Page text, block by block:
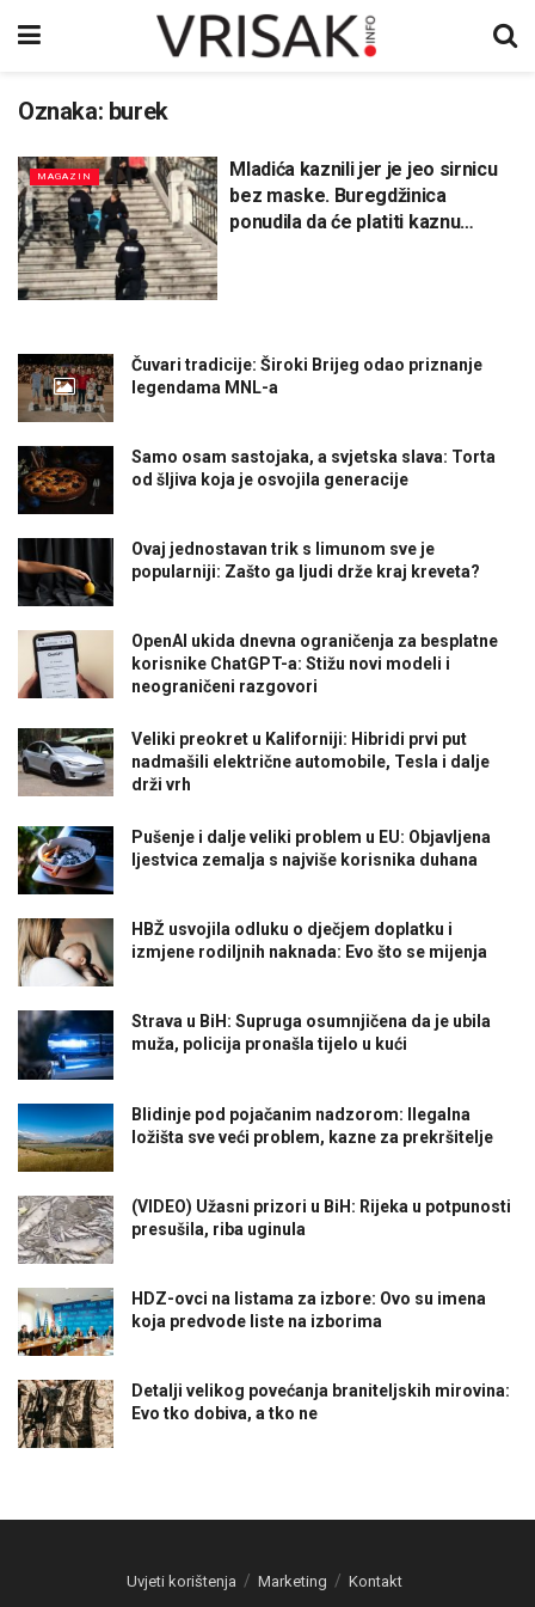
Oznaka: burek
MAGAZIN
Mladića kaznili jer je jeo sirnicu
bez maske. Buregdžinica
ponudila da će platiti kaznu…
Čuvari tradicije: Široki Brijeg odao priznanje
legendama MNL-a
Samo osam sastojaka, a svjetska slava: Torta
od šljiva koja je osvojila generacije
Ovaj jednostavan trik s limunom sve je
popularniji: Zašto ga ljudi drže kraj kreveta?
OpenAI ukida dnevna ograničenja za besplatne
korisnike ChatGPT-a: Stižu novi modeli i
neograničeni razgovori
Veliki preokret u Kaliforniji: Hibridi prvi put
nadmašili električne automobile, Tesla i dalje
drži vrh
Pušenje i dalje veliki problem u EU: Objavljena
ljestvica zemalja s najviše korisnika duhana
HBŽ usvojila odluku o dječjem doplatku i
izmjene rodiljnih naknada: Evo što se mijenja
Strava u BiH: Supruga osumnjičena da je ubila
muža, policija pronašla tijelo u kući
Blidinje pod pojačanim nadzorom: Ilegalna
ložišta sve veći problem, kazne za prekršitelje
(VIDEO) Užasni prizori u BiH: Rijeka u potpunosti
presušila, riba uginula
HDZ-ovci na listama za izbore: Ovo su imena
koja predvode liste na izborima
Detalji velikog povećanja braniteljskih mirovina:
Evo tko dobiva, a tko ne
Uvjeti korištenja Marketing Kontakt